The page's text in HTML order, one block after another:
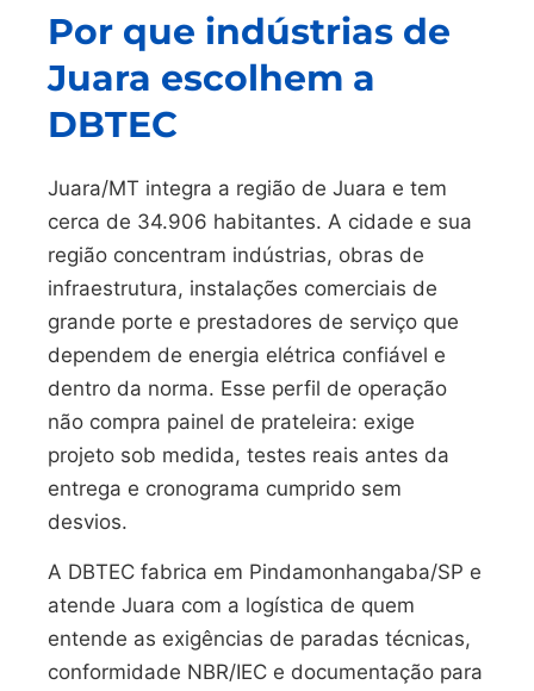
Por que indústrias de
Juara escolhem a
DBTEC
Juara/MT integra a região de Juara e tem
cerca de 34.906 habitantes. A cidade e sua
região concentram indústrias, obras de
infraestrutura, instalações comerciais de
grande porte e prestadores de serviço que
dependem de energia elétrica confiável e
dentro da norma. Esse perfil de operação
não compra painel de prateleira: exige
projeto sob medida, testes reais antes da
entrega e cronograma cumprido sem
desvios.
A DBTEC fabrica em Pindamonhangaba/SP e
atende Juara com a logística de quem
entende as exigências de paradas técnicas,
conformidade NBR/IEC e documentação para